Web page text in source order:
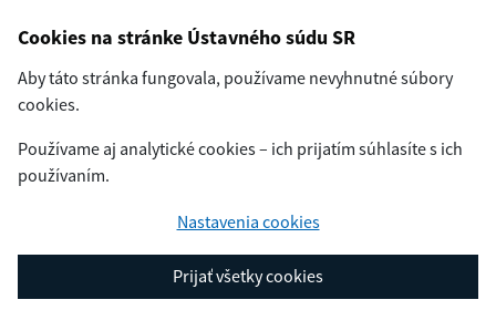
Cookies na stránke Ústavného súdu SR
Aby táto stránka fungovala, používame nevyhnutné súbory
cookies.
Používame aj analytické cookies – ich prijatím súhlasíte s ich
používaním.
Nastavenia cookies
Prijať všetky cookies